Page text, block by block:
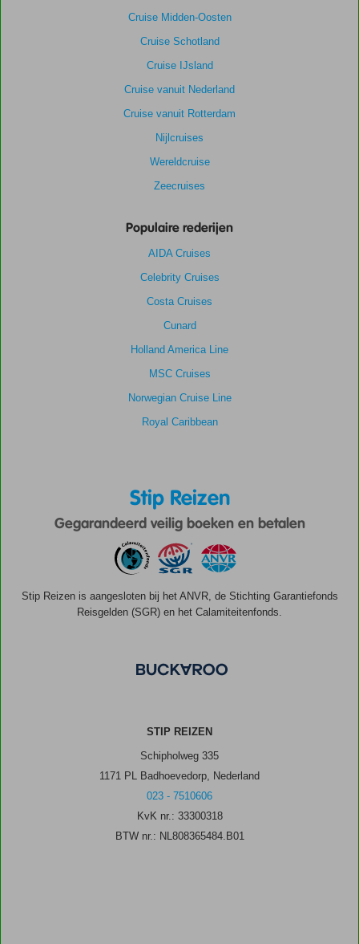
Cruise Midden-Oosten
Cruise Schotland
Cruise IJsland
Cruise vanuit Nederland
Cruise vanuit Rotterdam
Nijlcruises
Wereldcruise
Zeecruises
Populaire rederijen
AIDA Cruises
Celebrity Cruises
Costa Cruises
Cunard
Holland America Line
MSC Cruises
Norwegian Cruise Line
Royal Caribbean
Stip Reizen
Gegarandeerd veilig boeken en betalen
Stip Reizen is aangesloten bij het ANVR, de Stichting Garantiefonds
Reisgelden (SGR) en het Calamiteitenfonds.
STIP REIZEN
Schipholweg 335
1171 PL Badhoevedorp, Nederland
023 - 7510606
KvK nr.: 33300318
BTW nr.: NL808365484.B01